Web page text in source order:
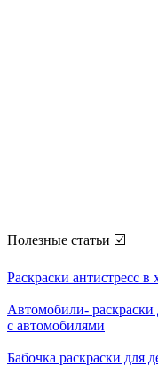
Полезные статьи ☑️
Раскраски антистресс в
Автомобили- раскраски
с автомобилями
Бабочка раскраски для